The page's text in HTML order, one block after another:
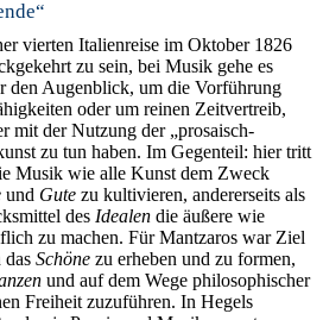
vierten Italienreise im Oktober 1826
zu sein, bei Musik gehe es
den Augenblick, um die Vorführung
oder um reinen Zeitvertreib,
mit der Nutzung der „prosaisch-
zu tun haben. Im Gegenteil: hier tritt
Musik wie alle Kunst dem Zweck
und Gute zu kultivieren, andererseits als
des Idealen die äußere wie
zu machen. Für Mantzaros war Ziel
das Schöne zu erheben und zu formen,
und auf dem Wege philosophischer
Freiheit zuzuführen. In Hegels